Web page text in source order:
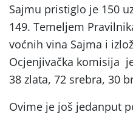
Sajmu pristiglo je 150
149. Temeljem
voćnih vina Sajma i
Ocjenjivačka komisija
38 zlata, 72 srebra, 30
Ovime je još jedanput